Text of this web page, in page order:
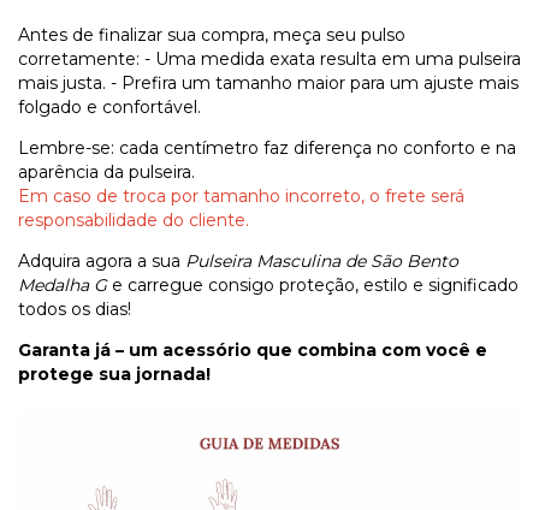
Antes de finalizar sua compra, meça seu pulso
corretamente: - Uma medida exata resulta em uma pulseira
mais justa. - Prefira um tamanho maior para um ajuste mais
folgado e confortável.
Lembre-se: cada centímetro faz diferença no conforto e na
aparência da pulseira.
Em caso de troca por tamanho incorreto, o frete será
responsabilidade do cliente.
Adquira agora a sua Pulseira Masculina de São Bento
Medalha Ge carregue consigo proteção, estilo e significado
todos os dias!
Garanta já – um acessório que combina com você e
protege sua jornada!